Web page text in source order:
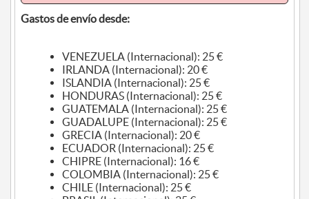
Gastos de envío desde:
VENEZUELA (Internacional): 25 €
IRLANDA (Internacional): 20 €
ISLANDIA (Internacional): 25 €
HONDURAS (Internacional): 25 €
GUATEMALA (Internacional): 25 €
GUADALUPE (Internacional): 25 €
GRECIA (Internacional): 20 €
ECUADOR (Internacional): 25 €
CHIPRE (Internacional): 16 €
COLOMBIA (Internacional): 25 €
CHILE (Internacional): 25 €